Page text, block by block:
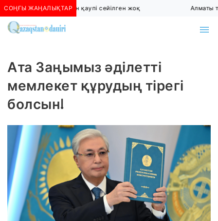
СОҢҒЫ ЖАҢАЛЫҚТАР
Алматыда көшкін қаупі сейілген жоқ Алматы
Ата Заңымыз әділетті
мемлекет құрудың тірегі
болсын!